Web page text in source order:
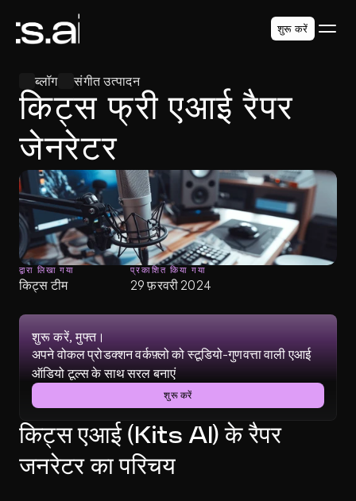
ब्लॉग संगीत उत्पादन
किट्स फ्री एआई रैपर
जेनरेटर
द्वारा लिखा गया
किट्स टीम
प्रकाशित किया गया
29 फ़रवरी 2024
किट्स एआई (Kits AI) के रैपर
जनरेटर का परिचय
शुरू करें, मुफ्त।
अपने वोकल प्रोडक्शन वर्कफ़्लो को स्टूडियो-गुणवत्ता वाली एआई
ऑडियो टूल्स के साथ सरल बनाएं
शुरू करें
शुरू करें